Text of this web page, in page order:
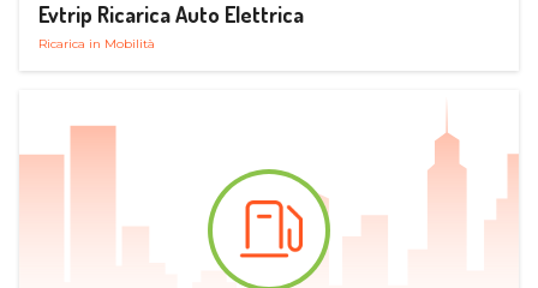
Evtrip Ricarica Auto Elettrica
Ricarica in Mobilità